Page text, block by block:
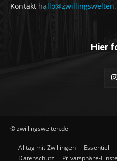
Kontakt
Hier
© zwillingswelten.de
Alltag mit Zwillingen Essentiell
Datenschutz
Privatsphäre-